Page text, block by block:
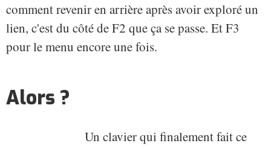
comment revenir en arrière après avoir exploré un
lien, c'est du côté de F2 que ça se passe. Et F3
pour le menu encore une fois.
Alors ?
Un clavier qui finalement fait ce